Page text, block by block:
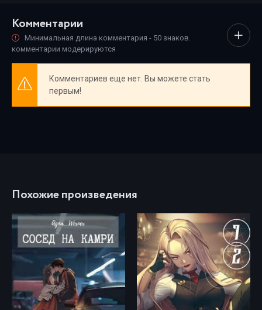
Комментарии
Минимальная длина комментария - 50 знаков.
комментарии модерируются
Комментариев еще нет. Вы можете стать
первым!
Похожие произведения